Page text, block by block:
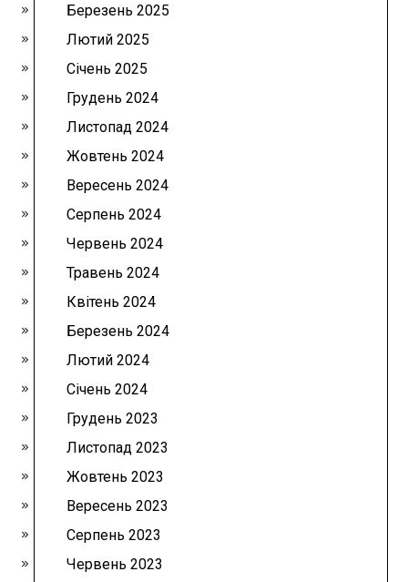
Березень 2025
Лютий 2025
Січень 2025
Грудень 2024
Листопад 2024
Жовтень 2024
Вересень 2024
Серпень 2024
Червень 2024
Травень 2024
Квітень 2024
Березень 2024
Лютий 2024
Січень 2024
Грудень 2023
Листопад 2023
Жовтень 2023
Вересень 2023
Серпень 2023
Червень 2023